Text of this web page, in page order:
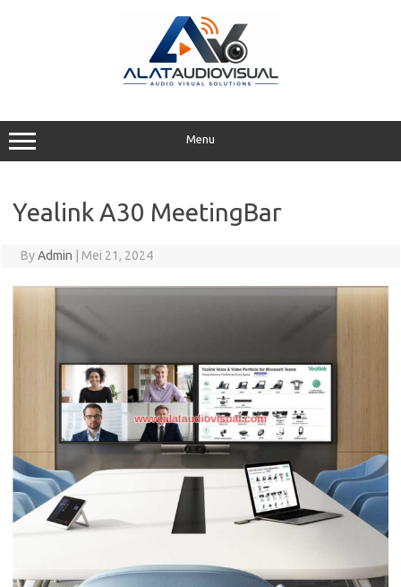
Menu
Yealink A30 MeetingBar
ByAdmin Mei 21, 2024